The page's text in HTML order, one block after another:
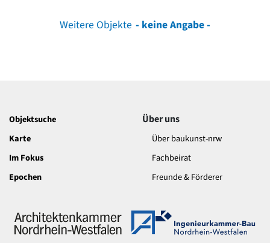
Weitere Objekte - keine Angabe -
Objektsuche
Karte
Im Fokus
Epochen
Über uns
Über baukunst-nrw
Fachbeirat
Freunde & Förderer